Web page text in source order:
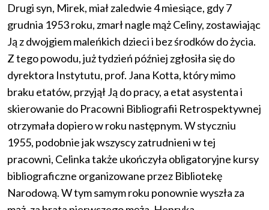
Drugi syn, Mirek, miał zaledwie 4 miesiące, gdy 7
grudnia 1953 roku, zmarł nagle mąż Celiny, zostawiając
Ją z dwojgiem maleńkich dzieci i bez środków do życia.
Z tego powodu, już tydzień później zgłosiła się do
dyrektora Instytutu, prof. Jana Kotta, który mimo
braku etatów, przyjął Ją do pracy, a etat asystenta i
skierowanie do Pracowni Bibliografii Retrospektywnej
otrzymała dopiero w roku następnym. W styczniu
1955, podobnie jak wszyscy zatrudnieni w tej
pracowni, Celinka także ukończyła obligatoryjne kursy
bibliograficzne organizowane przez Bibliotekę
Narodową. W tym samym roku ponownie wyszła za